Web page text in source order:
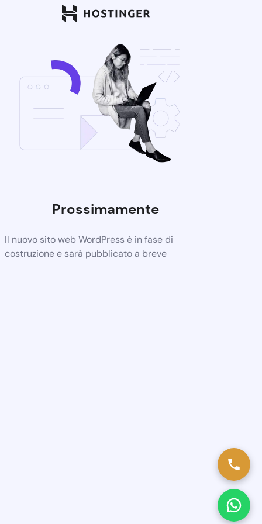
Prossimamente
Il nuovo sito web WordPress è in fase di
costruzione e sarà pubblicato a breve